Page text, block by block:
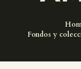
Fondos y
EL